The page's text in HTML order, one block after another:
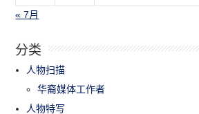
« 7月
分类
人物扫描
华裔媒体工作者
人物特写